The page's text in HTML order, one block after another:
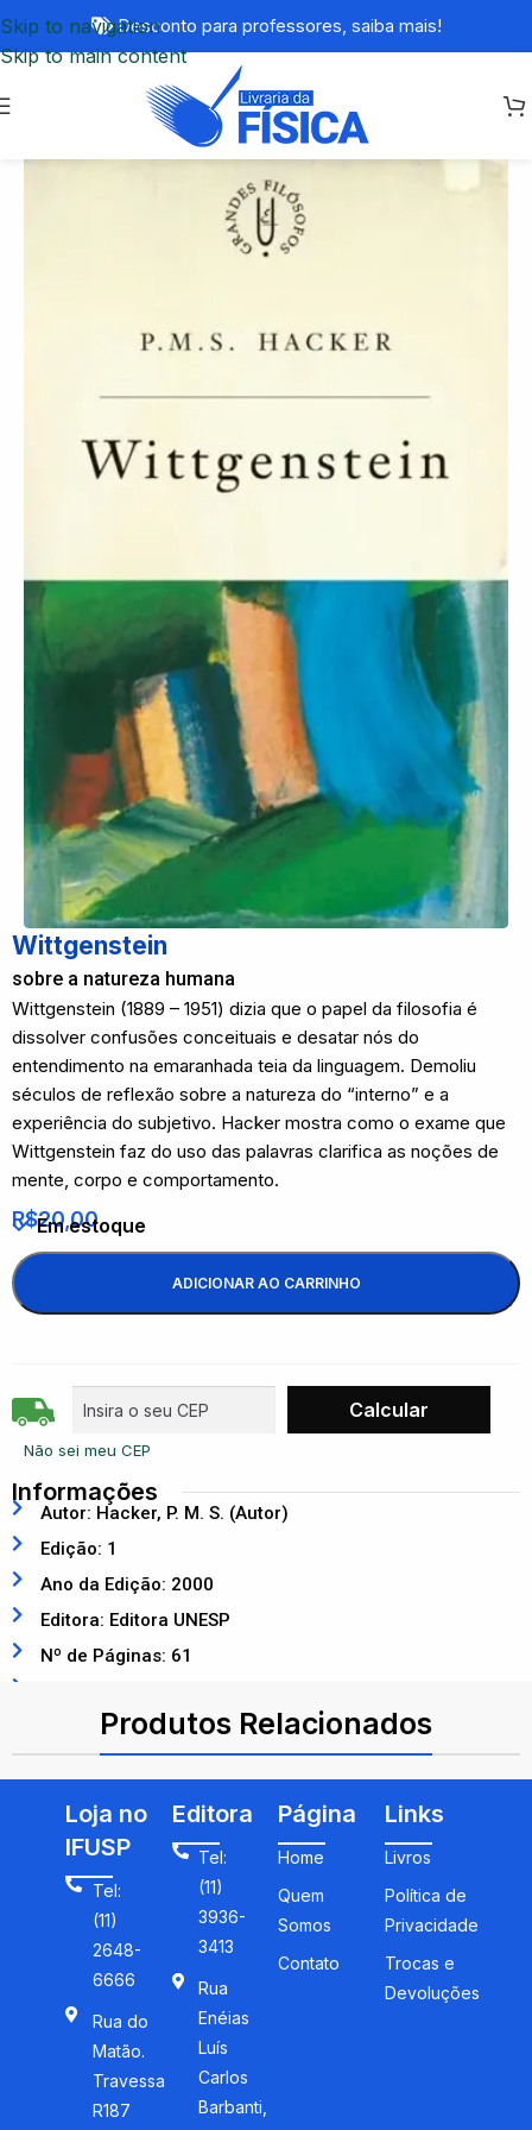
Skip to navigation
Skip to main content
Desconto para professores, saiba mais!
Wittgenstein
sobre a natureza humana
Wittgenstein (1889 – 1951) dizia que o papel da filosofia é
dissolver confusões conceituais e desatar nós do
entendimento na emaranhada teia da linguagem. Demoliu
séculos de reflexão sobre a natureza do “interno” e a
experiência do subjetivo. Hacker mostra como o exame que
Wittgenstein faz do uso das palavras clarifica as noções de
mente, corpo e comportamento.
R$20,00
Em estoque
ADICIONAR AO CARRINHO
Não sei meu CEP
Informações
Autor: Hacker, P. M. S. (Autor)
Edição: 1
Ano da Edição: 2000
Editora: Editora UNESP
Nº de Páginas: 61
Produtos Relacionados
Loja no
IFUSP
Tel:
(11)
2648-
6666
Rua do
Matão.
Travessa
R187
Editora
Tel:
(11)
3936-
3413
Rua
Enéias
Luís
Carlos
Barbanti,
Página
Home
Quem
Somos
Contato
Links
Livros
Política de
Privacidade
Trocas e
Devoluções